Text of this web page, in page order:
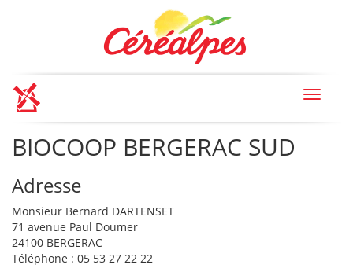
Toggle
BIOCOOP BERGERAC SUD
Adresse
Monsieur Bernard DARTENSET
71 avenue Paul Doumer
24100 BERGERAC
Téléphone : 05 53 27 22 22